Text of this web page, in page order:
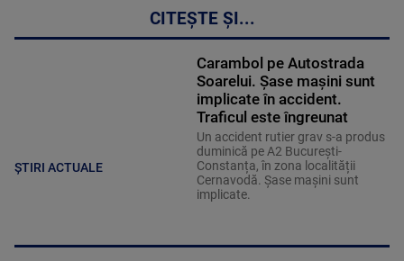
CITEȘTE ȘI...
ȘTIRI ACTUALE
Carambol pe Autostrada
Soarelui. Șase mașini sunt
implicate în accident.
Traficul este îngreunat
Un accident rutier grav s-a produs
duminică pe A2 București-
Constanța, în zona localității
Cernavodă. Șase mașini sunt
implicate.